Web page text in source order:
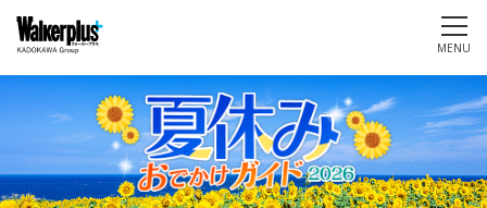
MENU